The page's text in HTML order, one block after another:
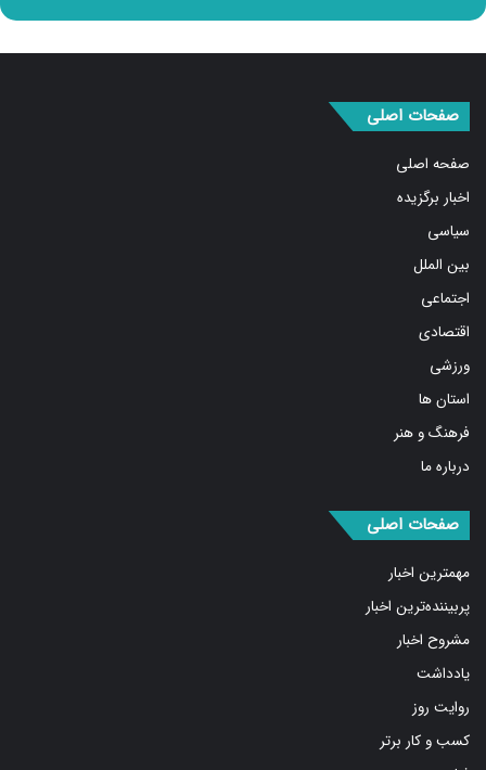
صفحه اصلی
اخبار برگزیده
سیاسی
بین الملل
اجتماعی
اقتصادی
ورزشی
استان ها
فرهنگ و هنر
درباره ما
مهمترین اخبار
پربیننده‌ترین اخبار
مشروح اخبار
یادداشت
روایت روز
کسب و کار برتر
فیلم